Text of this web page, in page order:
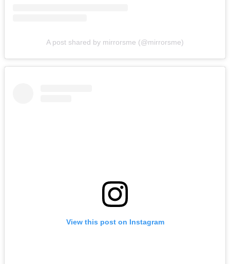
A post shared by mirrorsme (@mirrorsme)
View this post on Instagram